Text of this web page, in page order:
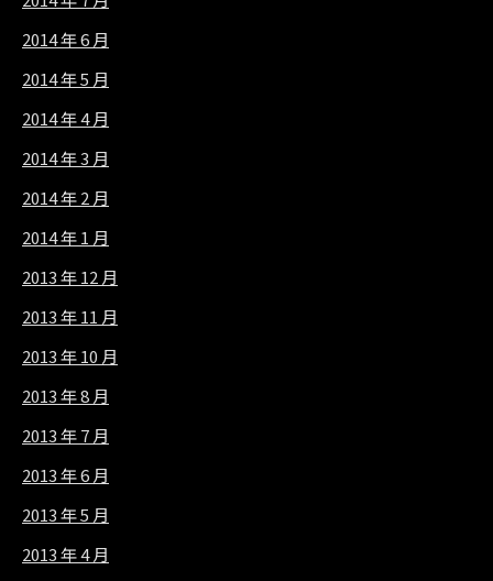
2014 年 6 月
2014 年 5 月
2014 年 4 月
2014 年 3 月
2014 年 2 月
2014 年 1 月
2013 年 12 月
2013 年 11 月
2013 年 10 月
2013 年 8 月
2013 年 7 月
2013 年 6 月
2013 年 5 月
2013 年 4 月